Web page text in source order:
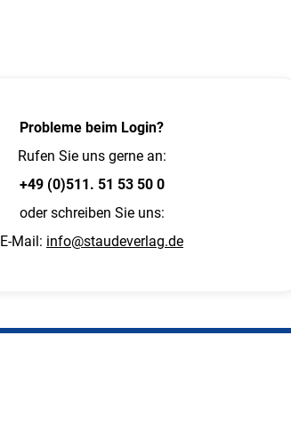
Probleme beim Login?
Rufen Sie uns gerne an:
+49 (0)511. 51 53 50 0
oder schreiben Sie uns:
E-Mail: info@staudeverlag.de